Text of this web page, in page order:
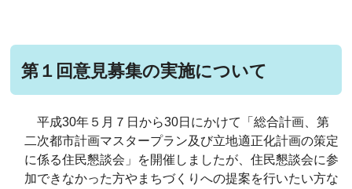
第１回意見募集の実施について
平成30年５月７日から30日にかけて「総合計画、第
二次都市計画マスタープラン及び立地適正化計画の策定
に係る住民懇談会」を開催しましたが、住民懇談会に参
加できなかった方やまちづくりへの提案を行いたい方な